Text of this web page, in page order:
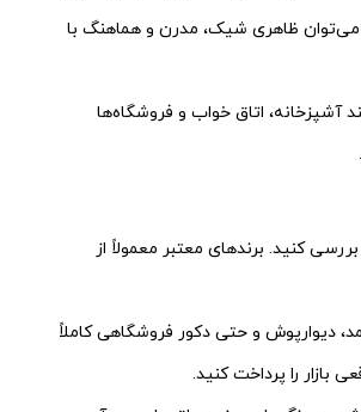
می‌توان ظاهری شیک، مدرن و هماهنگ با
آشپزخانه، اتاق خواب و فروشگاه‌ها
کنید. برندهای معتبر معمولاً از
با ضخامت 16 میل برای ساخت کابینت، درب کمد، دیوارپوش و حتی دکور فروشگاهی کاملاً
را پرداخت کنید.